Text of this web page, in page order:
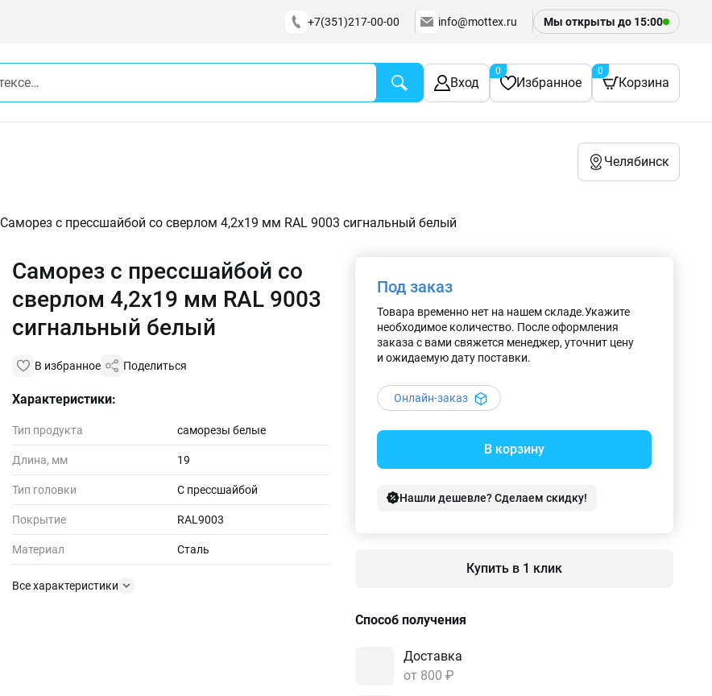
+7(351)217-00-00 info@mottex.ru Мы открыты до 15:00
Вход Избранное
0
Корзина
0
Челябинск
Саморез с прессшайбой со сверлом 4,2х19 мм RAL 9003 сигнальный белый
Саморез с прессшайбой со
сверлом 4,2х19 мм RAL 9003
сигнальный белый
В избранное Поделиться
Характеристики:
Тип продукта саморезы белые
Длина, мм 19
Тип головки С прессшайбой
Покрытие RAL9003
Материал Сталь
Все характеристики
Под заказ
Товара временно нет на нашем складе.Укажите
необходимое количество. После оформления
заказа с вами свяжется менеджер, уточнит цену
и ожидаемую дату поставки.
Онлайн-заказ
В корзину
Нашли дешевле? Сделаем скидку!
Купить в 1 клик
Способ получения
Доставка
от 800 ₽